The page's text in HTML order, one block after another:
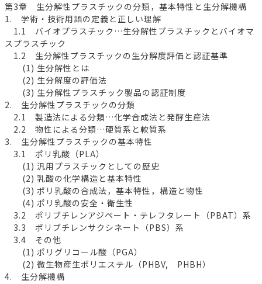
第3章 生分解性プラスチックの分類，基本特性と生分解機構
1. 学術・技術用語の定義と正しい理解
1.1 バイオプラスチック…生分解性プラスチックとバイオマ
スプラスチック
1.2 生分解性プラスチックの生分解度評価と認証基準
(1) 生分解性とは
(2) 生分解度の評価法
(3) 生分解性プラスチック製品の認証制度
2. 生分解性プラスチックの分類
2.1 製造法による分類…化学合成法と発酵生産法
2.2 物性による分類…硬質系と軟質系
3. 生分解性プラスチックの基本特性
3.1 ポリ乳酸（PLA）
(1) 汎用プラスチックとしての歴史
(2) 乳酸の化学構造と基本特性
(3) ポリ乳酸の合成法，基本特性，構造と物性
(4) ポリ乳酸の安全・衛生性
3.2 ポリブチレンアジペート・テレフタレート（PBAT）系
3.3 ポリブチレンサクシネート（PBS）系
3.4 その他
(1) ポリグリコール酸（PGA）
(2) 微生物産生ポリエステル（PHBV, PHBH）
4. 生分解機構